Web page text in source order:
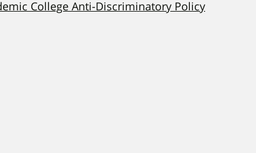
College Anti-Discriminatory Policy